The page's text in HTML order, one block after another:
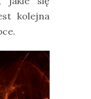
kolejna